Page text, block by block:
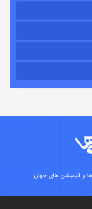
منتشر شد
و انیمیشن های جهان